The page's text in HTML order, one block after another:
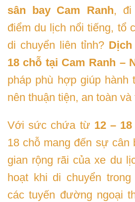
sân bay Cam Ranh, đi
điểm du lịch nổi tiếng, tổ
di chuyển liên tỉnh?
18 chỗ tại Cam Ranh –
pháp phù hợp giúp hành
nên thuận tiện, an toàn
Với sức chứa từ 12 –
18 chỗ mang đến sự cân
gian rộng rãi của xe du
hoạt khi di chuyển
các tuyến đường ngoại